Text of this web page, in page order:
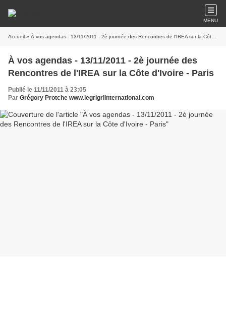
MENU
Accueil » À vos agendas - 13/11/2011 - 2è journée des Rencontres de l'IREA sur la Côte d'Ivoire - Paris
À vos agendas - 13/11/2011 - 2è journée des
Rencontres de l'IREA sur la Côte d'Ivoire - Paris
Publié le 11/11/2011 à 23:05
Par Grégory Protche www.legrigriinternational.com